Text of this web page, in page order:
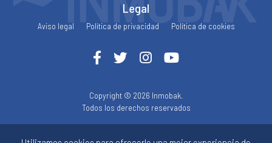
Legal
Aviso legal Política de privacidad Política de cookies
Copyright © 2026 Inmobak.
Todos los derechos reservados